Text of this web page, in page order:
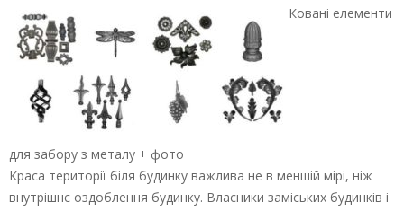
Ковані елементи
для забору з металу + фото
Краса території біля будинку важлива не в меншій мірі, ніж
внутрішнє оздоблення будинку. Власники заміських будинків і